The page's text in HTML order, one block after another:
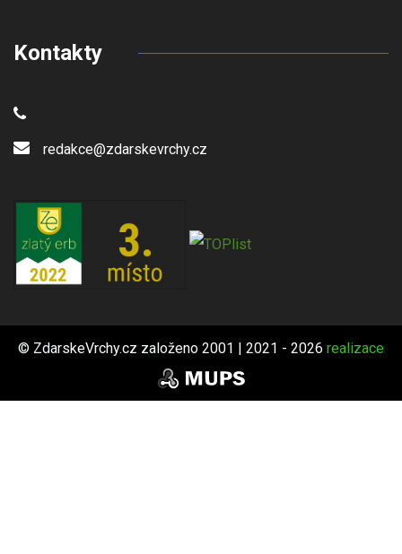
Kontakty
redakce@zdarskevrchy.cz
© ZdarskeVrchy.cz založeno 2001 | 2021 - 2026 realizace